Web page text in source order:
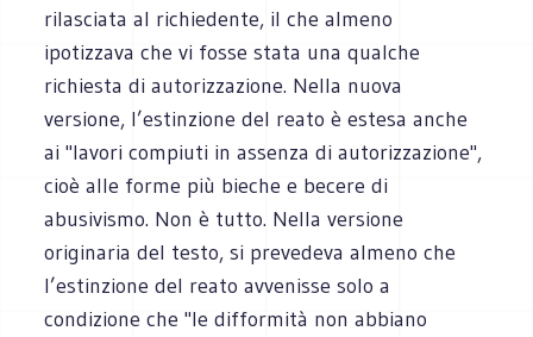
rilasciata al richiedente, il che almeno
ipotizzava che vi fosse stata una qualche
richiesta di autorizzazione. Nella nuova
versione, l’estinzione del reato è estesa anche
ai "lavori compiuti in assenza di autorizzazione",
cioè alle forme più bieche e becere di
abusivismo. Non è tutto. Nella versione
originaria del testo, si prevedeva almeno che
l’estinzione del reato avvenisse solo a
condizione che "le difformità non abbiano